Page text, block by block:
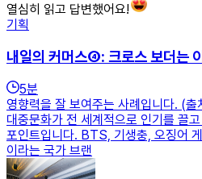
열심히 읽고 답변했어요!
기획
내일의 커머스④: 크로스 보더는
5분
영향력을 잘 보여주는 사례입니다. (
대중문화가 전 세계적으로 인기를 끌
포인트입니다. BTS, 기생충, 오징어
이라는 국가 브랜